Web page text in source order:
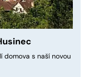
domova s naší novou